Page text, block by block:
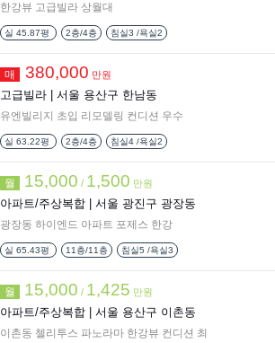
한강뷰 고급빌라 상월대
실 45.87평 2층/4층 침실3 /욕실2
매 380,000 만원
고급빌라 | 서울 용산구 한남동
유엔빌리지 초입 리모델링 컨디션 우수
실 63.22평 2층/4층 침실4 /욕실2
월 15,000 / 1,500 만원
아파트/주상복합 | 서울 광진구 광장동
광장동 하이엔드 아파트 포제스 한강
실 65.43평 11층/11층 침실5 /욕실3
월 15,000 / 1,425 만원
아파트/주상복합 | 서울 용산구 이촌동
이촌동 첼리투스 파노라마 한강뷰 컨디션 최